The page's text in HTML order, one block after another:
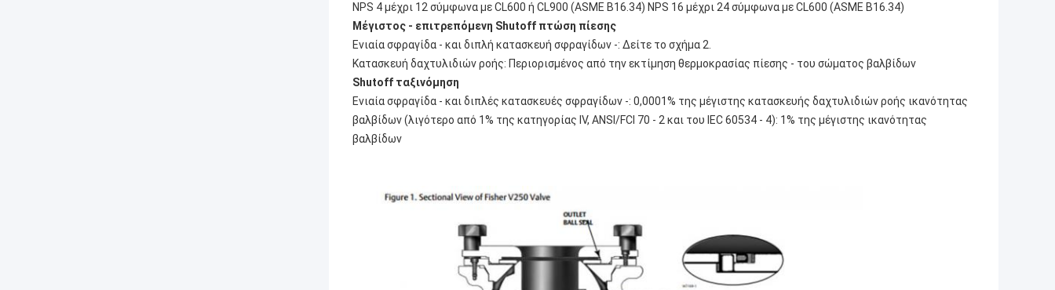
NPS 4 μέχρι 12 σύμφωνα με CL600 ή CL900 (ASME B16.34) NPS 16 μέχρι 24 σύμφωνα με CL600 (ASME B16.34)
Μέγιστος - επιτρεπόμενη Shutoff πτώση πίεσης
Ενιαία σφραγίδα ‐ και διπλή κατασκευή σφραγίδων ‐: Δείτε το σχήμα 2.
Κατασκευή δαχτυλιδιών ροής: Περιορισμένος από την εκτίμηση θερμοκρασίας πίεσης ‐ του σώματος βαλβίδων
Shutoff ταξινόμηση
Ενιαία σφραγίδα ‐ και διπλές κατασκευές σφραγίδων ‐: 0,0001% της μέγιστης κατασκευής δαχτυλιδιών ροής ικανότητας
βαλβίδων (λιγότερο από 1% της κατηγορίας IV, ANSI/FCI 70 ‐ 2 και του IEC 60534 ‐ 4): 1% της μέγιστης ικανότητας
βαλβίδων